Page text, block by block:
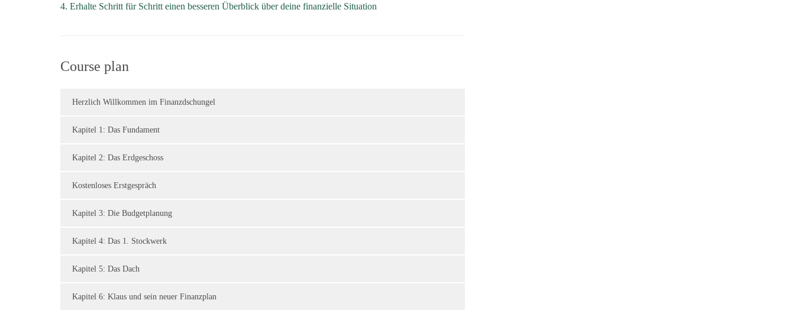
4. Erhalte Schritt für Schritt einen besseren Überblick über deine finanzielle Situation
Course plan
Herzlich Willkommen im Finanzdschungel
Kapitel 1: Das Fundament
Kapitel 2: Das Erdgeschoss
Kostenloses Erstgespräch
Kapitel 3: Die Budgetplanung
Kapitel 4: Das 1. Stockwerk
Kapitel 5: Das Dach
Kapitel 6: Klaus und sein neuer Finanzplan